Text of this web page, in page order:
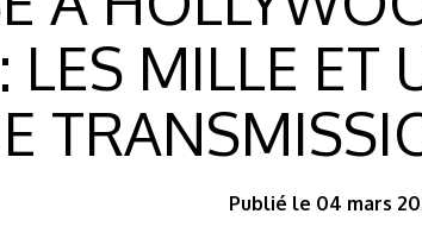
LES MILLE ET
Publié le 04 mars